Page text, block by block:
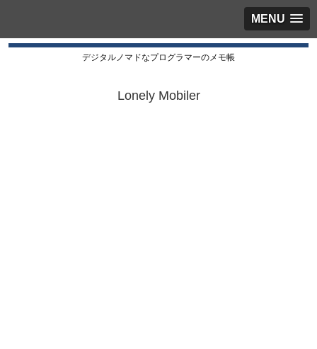
MENU
デジタルノマドなプログラマーのメモ帳
Lonely Mobiler